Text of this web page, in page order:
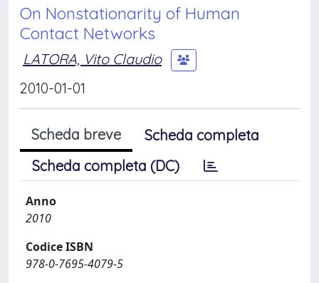
On Nonstationarity of Human
Contact Networks
LATORA, Vito Claudio
2010-01-01
Scheda breve
Scheda completa
Scheda completa (DC)
Anno
2010
Codice ISBN
978-0-7695-4079-5